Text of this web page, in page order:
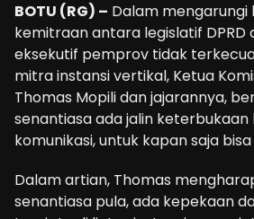
BOTU (RG) – Dalam mengarungi
kemitraan antara legislatif DPRD
eksekutif pemprov tidak
mitra instansi vertikal, Ketua
Thomas Mopili dan jajarannya,
senantiasa ada jalin keterbukaan
komunikasi, untuk kapan saja
Dalam artian, Thomas
senantiasa pula, ada kepekaan